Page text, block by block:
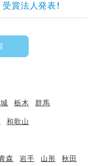
賞法人発表！
栃木 群馬
和歌山
森 岩手 山形 秋田